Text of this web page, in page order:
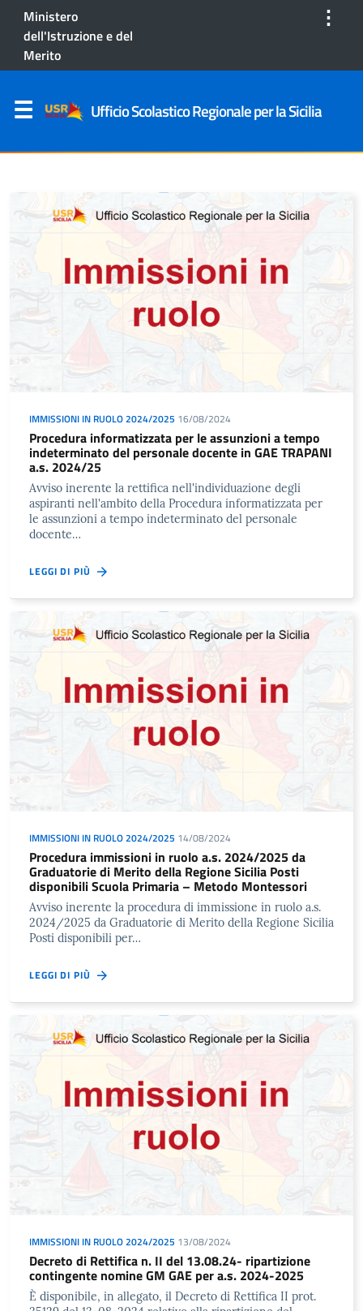
Ministero
dell'Istruzione e del
Merito
⋮
Ufficio Scolastico Regionale per la Sicilia
IMMISSIONI IN RUOLO 2024/2025 16/08/2024
Procedura informatizzata per le assunzioni a tempo
indeterminato del personale docente in GAE TRAPANI
a.s. 2024/25
Avviso inerente la rettifica nell'individuazione degli
aspiranti nell'ambito della Procedura informatizzata per
le assunzioni a tempo indeterminato del personale
docente…
LEGGI DI PIÙ
IMMISSIONI IN RUOLO 2024/2025 14/08/2024
Procedura immissioni in ruolo a.s. 2024/2025 da
Graduatorie di Merito della Regione Sicilia Posti
disponibili Scuola Primaria – Metodo Montessori
Avviso inerente la procedura di immissione in ruolo a.s.
2024/2025 da Graduatorie di Merito della Regione Sicilia
Posti disponibili per…
LEGGI DI PIÙ
IMMISSIONI IN RUOLO 2024/2025 13/08/2024
Decreto di Rettifica n. II del 13.08.24- ripartizione
contingente nomine GM GAE per a.s. 2024-2025
È disponibile, in allegato, il Decreto di Rettifica II prot.